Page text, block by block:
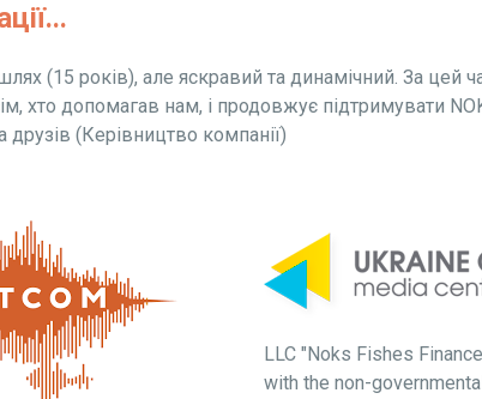
(15 років), але яскравий та динамічний. За цей
хто допомагав нам, і продовжує підтримувати
(Керівництво компанії)
LLC "Noks Fishes
with the non-